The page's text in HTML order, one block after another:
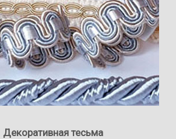
Декоративная тесьма